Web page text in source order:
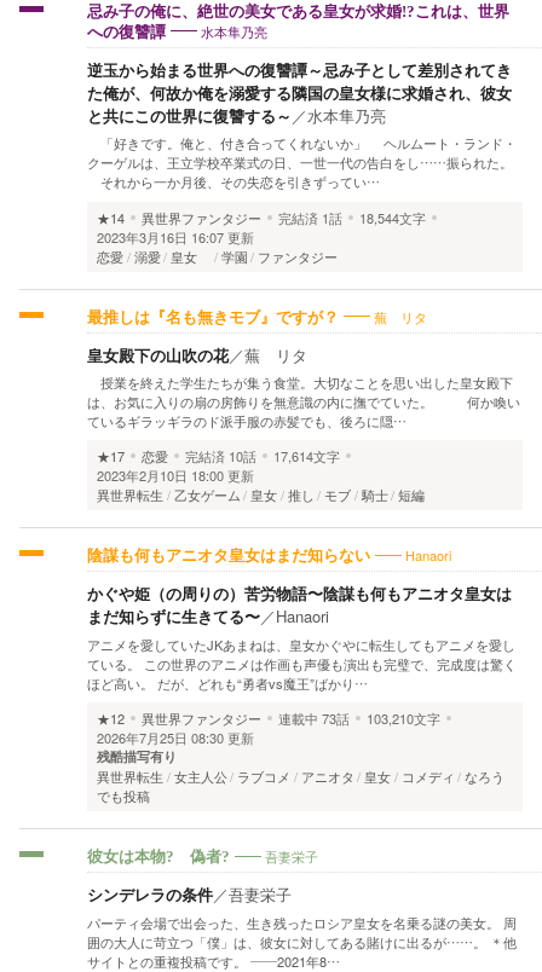
忌み子の俺に、絶世の美女である皇女が求婚!?これは、世界
への復讐譚
水本隼乃亮
逆玉から始まる世界への復讐譚～忌み子として差別されてき
た俺が、何故か俺を溺愛する隣国の皇女様に求婚され、彼女
と共にこの世界に復讐する～ ／水本隼乃亮
「好きです。俺と、付き合ってくれないか」 ヘルムート・ランド・
クーゲルは、王立学校卒業式の日、一世一代の告白をし……振られた。
それから一か月後、その失恋を引きずってい…
★14
異世界ファンタジー 完結済 1話
18,544文字
2023年3月16日 16:07 更新
恋愛 溺愛 皇女 学園 ファンタジー
最推しは『名も無きモブ』ですが？ 蕪 リタ
皇女殿下の山吹の花／蕪 リタ
授業を終えた学生たちが集う食堂。大切なことを思い出した皇女殿下
は、お気に入りの扇の房飾りを無意識の内に撫でていた。 何か喚い
ているギラッギラのド派手服の赤髪でも、後ろに隠…
★17
恋愛 完結済 10話
17,614文字
2023年2月10日 18:00 更新
異世界転生
乙女ゲーム 皇女 推し モブ 騎士 短編
陰謀も何もアニオタ皇女はまだ知らない Hanaori
かぐや姫（の周りの）苦労物語〜陰謀も何もアニオタ皇女は
まだ知らずに生きてる〜／Hanaori
アニメを愛していたJKあまねは、皇女かぐやに転生してもアニメを愛し
ている。 この世界のアニメは作画も声優も演出も完璧で、完成度は驚く
ほど高い。 だが、どれも“勇者vs魔王”ばかり…
★12
異世界ファンタジー 連載中 73話
103,210文字
2026年7月25日 08:30 更新
残酷描写有り
異世界転生 女主人公 ラブコメ アニオタ 皇女 コメディ
なろう
でも投稿
彼女は本物? 偽者? 吾妻栄子
シンデレラの条件／吾妻栄子
パーティ会場で出会った、生き残ったロシア皇女を名乗る謎の美女。 周
囲の大人に苛立つ「僕」は、彼女に対してある賭けに出るが……。 ＊他
サイトとの重複投稿です。 ――2021年8…